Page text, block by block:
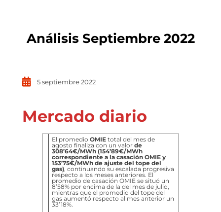
Análisis Septiembre 2022
5 septiembre 2022
Mercado diario
El promedio OMIEtotal del mes de
agosto finaliza con un valor de
308’64€/MWh (154’89€/MWh
correspondiente a la casación OMIE y
153’75€/MWh de ajuste del tope del
gas), continuando su escalada progresiva
respecto a los meses anteriores. El
promedio de casación OMIE se situó un
8’58% por encima de la del mes de julio,
mientras que el promedio del tope del
gas aumentó respecto al mes anterior un
33’18%.